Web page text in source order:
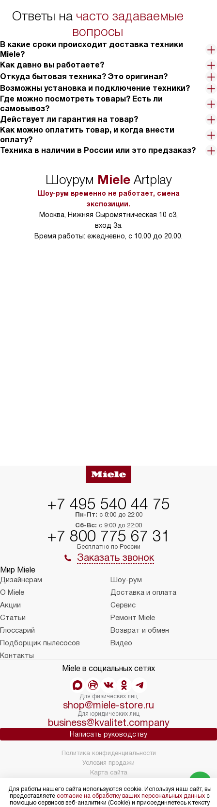
Ответы на часто задаваемые
вопросы
В какие сроки происходит доставка техники
Miele?
Как давно вы работаете?
Откуда бытовая техника? Это оригинал?
Возможны установка и подключение техники?
Где можно посмотреть товары? Есть ли
самовывоз?
Действует ли гарантия на товар?
Как можно оплатить товар, и когда внести
оплату?
Техника в наличии в России или это предзаказ?
Шоурум MieleArtplay
Шоу-рум временно не работает, смена
экспозиции.
Москва, Нижняя Сыромятническая 10 с3,
вход 3а.
Время работы: ежедневно, с 10.00 до 20.00.
+7 495 540 44 75
Пн-Пт: с 8:00 до 22:00
Сб-Вс: с 9:00 до 22:00
+7 800 775 67 31
Бесплатно по России
Заказать звонок
Мир Miele
Дизайнерам
Шоу-рум
О Miele
Доставка и оплата
Акции
Сервис
Статьи
Ремонт Miele
Глоссарий
Возврат и обмен
Подборщик пылесосов
Видео
Контакты
Miele в социальных сетях
Для физических лиц
shop@miele-store.ru
Для юридических лиц
business@kvalitet.company
Написать руководству
Политика конфиденциальности
Условия продажи
Карта сайта
Для работы нашего сайта используются cookie. Используя наш сайт, вы
предоставляете согласие на обработку ваших персональных данных с
помощью сервисов веб-аналитики (Cookie) и присоединяетесь к тексту